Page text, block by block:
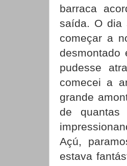
barraca
saída. O dia
começar a
pudesse
comecei a
grande
de
Açú,
estava